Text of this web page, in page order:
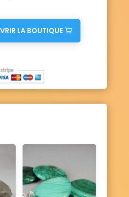
Valsemé 14340
14400
Versainville 14700
sur-Mer 14114
14290
Le Vey 14570
Villy-lez-Falaise 14700
Normandie 14500
LA BOUTIQUE